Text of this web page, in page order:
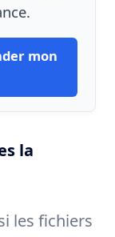
mon
la
les fichiers